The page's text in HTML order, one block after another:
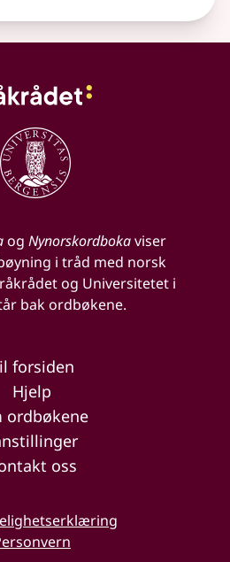
og Nynorskordbokaviser
i tråd med norsk
og Universitetet i
bak ordbøkene.
forsiden
Hjelp
ordbøkene
oss